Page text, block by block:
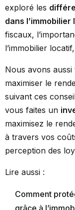
exploré les
dans
fiscaux,
l’immobilier
Nous avons
maximiser le
suivant ces
vous faites un
maximisez le
à travers vos
perception des
Lire aussi :
Comment